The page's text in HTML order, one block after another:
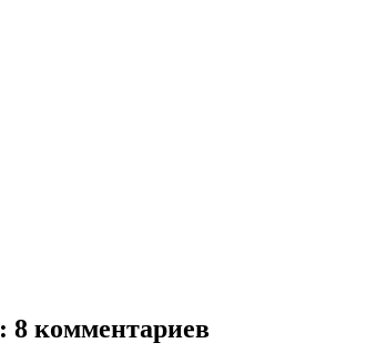
: 8 комментариев